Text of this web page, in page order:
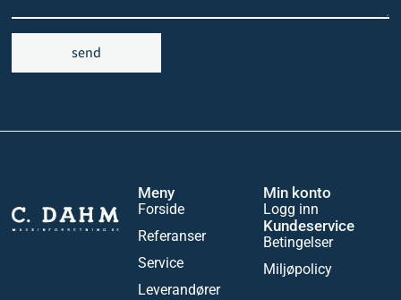
send
Meny
Forside
Referanser
Service
Leverandører
Min konto
Logg inn
Kundeservice
Betingelser
Miljøpolicy